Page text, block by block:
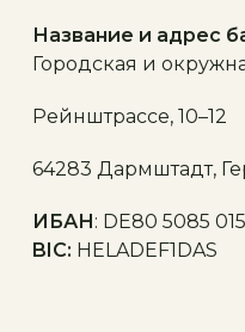
Название и адрес
Городская и
Рейнштрассе, 10–12
64283 Дармштадт,
ИБАН: DE80 5085
BIC: HELADEF1DAS